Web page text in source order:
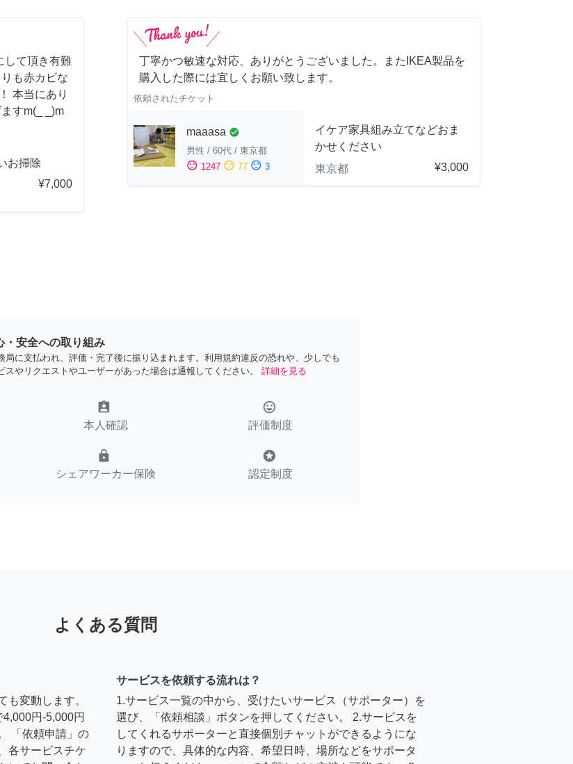
して頂き有難
も赤カビな
本当にあり
すm(_ _)m
お掃除
¥7,000
丁寧かつ敏速な対応、ありがとうございました。またIKEA製品を
購入した際には宜しくお願い致します。
依頼されたチケット
maaasa check_circle
男性 / 60代 / 東京都
sentiment_satisfied 1247 sentiment_neutral 77 sentiment_dissatisfied 3
イケア家具組み立てなどおま
かせください
東京都
¥3,000
・安全への取り組み
局に支払われ、評価・完了後に振り込まれます。利用規約違反の恐れや、少しでも
スやリクエストやユーザーがあった場合は通報してください。
詳細を見る
assignment_ind
本人確認
tag_faces
評価制度
lock
シェアワーカー保険
stars
認定制度
よくある質問
も変動します。
円-5,000円
「依頼申請」の
各サービスチケ
サービスを依頼する流れは？
1.サービス一覧の中から、受けたいサービス（サポーター）を
選び、「依頼相談」ボタンを押してください。 2.サービスを
してくれるサポーターと直接個別チャットができるようにな
りますので、具体的な内容、希望日時、場所などをサポータ